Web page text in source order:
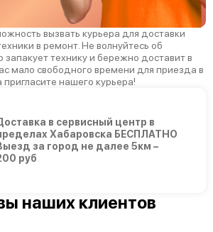
вызвать курьера для доставки
в ремонт. Не волнуйтесь об
запакует технику и бережно доставит в
мало свободного времени для приезда в
нашего курьера!
в сервисный центр в
Хабаровска БЕСПЛАТНО
за город не далее 5км –
руб
наших клиентов